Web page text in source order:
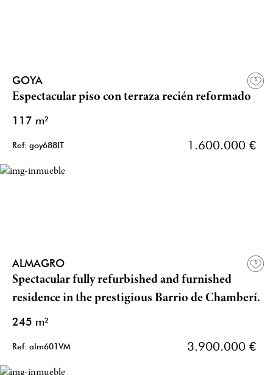
GOYA
Espectacular piso con terraza recién reformado
117 m²
Ref: goy688IT 1.600.000 €
ALMAGRO
Spectacular fully refurbished and furnished
residence in the prestigious Barrio de Chamberí.
245 m²
Ref: alm601VM 3.900.000 €